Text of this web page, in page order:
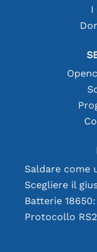
I
Protocollo